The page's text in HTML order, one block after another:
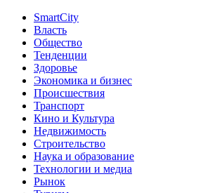
SmartCity
Власть
Общество
Тенденции
Здоровье
Экономика и бизнес
Происшествия
Транспорт
Кино и Культура
Недвижимость
Строительство
Наука и образование
Технологии и медиа
Рынок